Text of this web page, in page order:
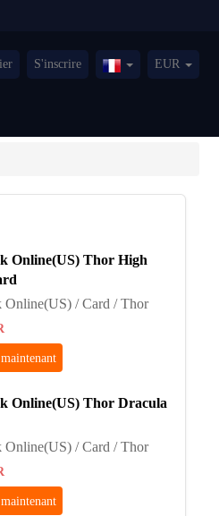
S'inscrire France(Français)
EUR
Online(US) Thor High
Online(US) / Card / Thor
Online(US) Thor Dracula
Online(US) / Card / Thor